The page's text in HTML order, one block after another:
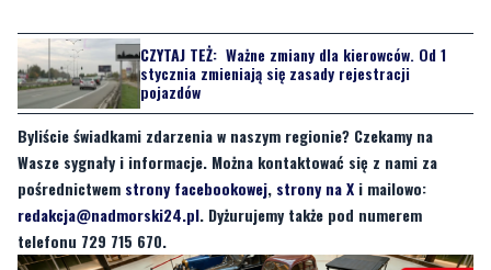
CZYTAJ TEŻ: Ważne zmiany dla kierowców. Od 1
stycznia zmieniają się zasady rejestracji
pojazdów
Byliście świadkami zdarzenia w naszym regionie? Czekamy na
Wasze sygnały i informacje. Można kontaktować się z nami za
pośrednictwem strony facebookowej, strony na X i mailowo:
redakcja@nadmorski24.pl. Dyżurujemy także pod numerem
telefonu 729 715 670.